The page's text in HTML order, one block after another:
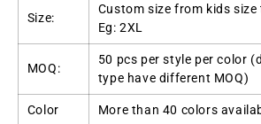
Size:
Custom size from kids
Eg: 2XL
MOQ:
50 pcs per style per color (
type have different MOQ)
Color More than 40 colors